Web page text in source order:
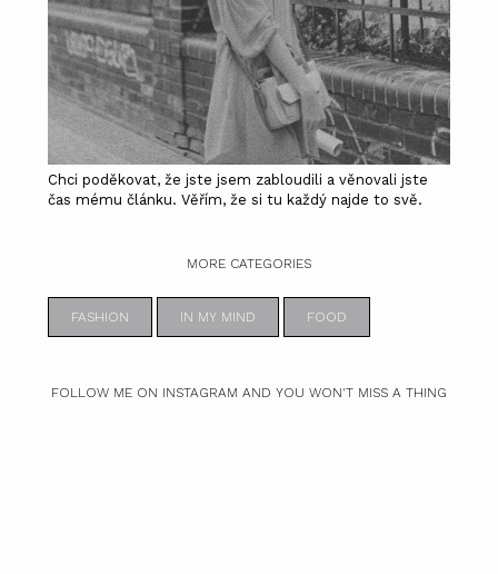
Chci poděkovat, že jste jsem zabloudili a věnovali jste
čas mému článku. Věřím, že si tu každý najde to svě.
MORE CATEGORIES
FASHION IN MY MIND FOOD
FOLLOW ME ON INSTAGRAM AND YOU WON'T MISS A THING